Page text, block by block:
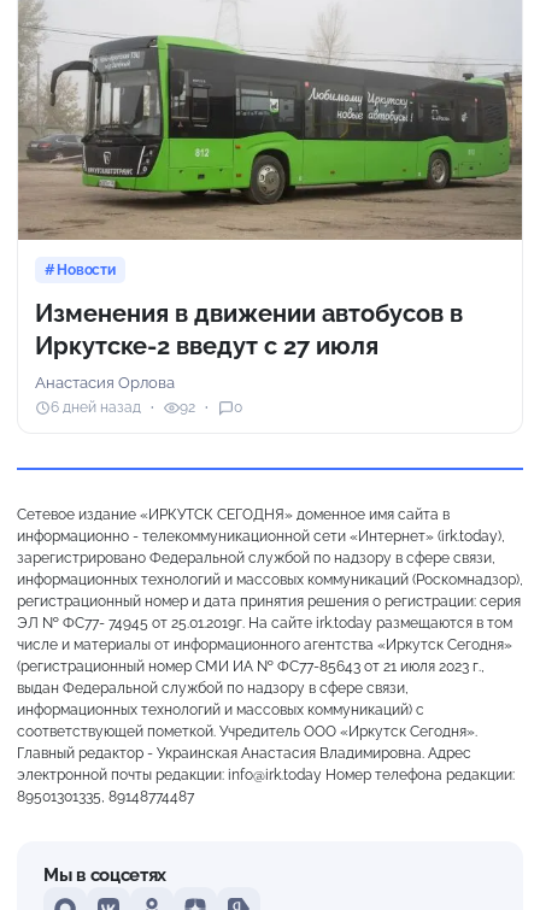
Новости
Изменения в движении автобусов в
Иркутске-2 введут с 27 июля
Анастасия Орлова
6 дней назад 92 0
Сетевое издание «ИРКУТСК СЕГОДНЯ» доменное имя сайта в
информационно - телекоммуникационной сети «Интернет» (irk.today),
зарегистрировано Федеральной службой по надзору в сфере связи,
информационных технологий и массовых коммуникаций (Роскомнадзор),
регистрационный номер и дата принятия решения о регистрации: серия
ЭЛ № ФС77- 74945 от 25.01.2019г. На сайте irk.today размещаются в том
числе и материалы от информационного агентства «Иркутск Сегодня»
(регистрационный номер СМИ ИА № ФС77-85643 от 21 июля 2023 г.,
выдан Федеральной службой по надзору в сфере связи,
информационных технологий и массовых коммуникаций) с
соответствующей пометкой. Учредитель ООО «Иркутск Сегодня».
Главный редактор - Украинская Анастасия Владимировна. Адрес
электронной почты редакции: info@irk.today Номер телефона редакции:
89501301335, 89148774487
Мы в соцсетях